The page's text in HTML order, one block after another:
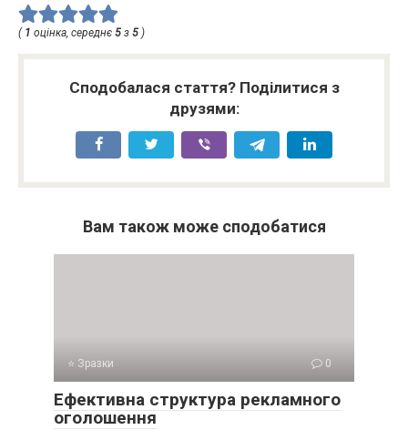
( 1 оцінка, середнє 5 з 5 )
Сподобалася стаття? Поділитися з
друзями:
Вам також може сподобатися
⭐ Зразки 0
Ефективна структура рекламного
оголошення